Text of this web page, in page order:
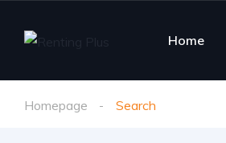
Home
Homepage Search